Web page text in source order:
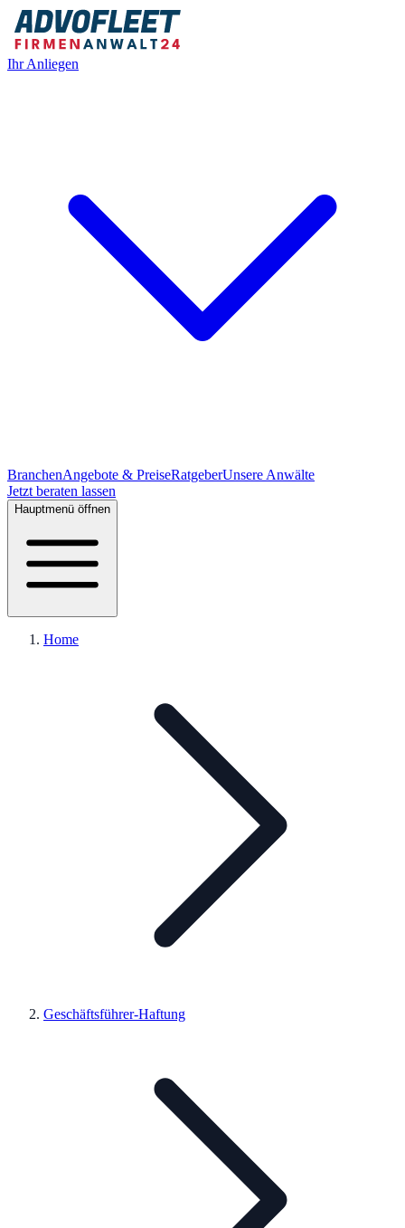
Ihr Anliegen
BranchenAngebote & PreiseRatgeberUnsere Anwälte
Jetzt beraten lassen
Hauptmenü öffnen
Home
Geschäftsführer-Haftung